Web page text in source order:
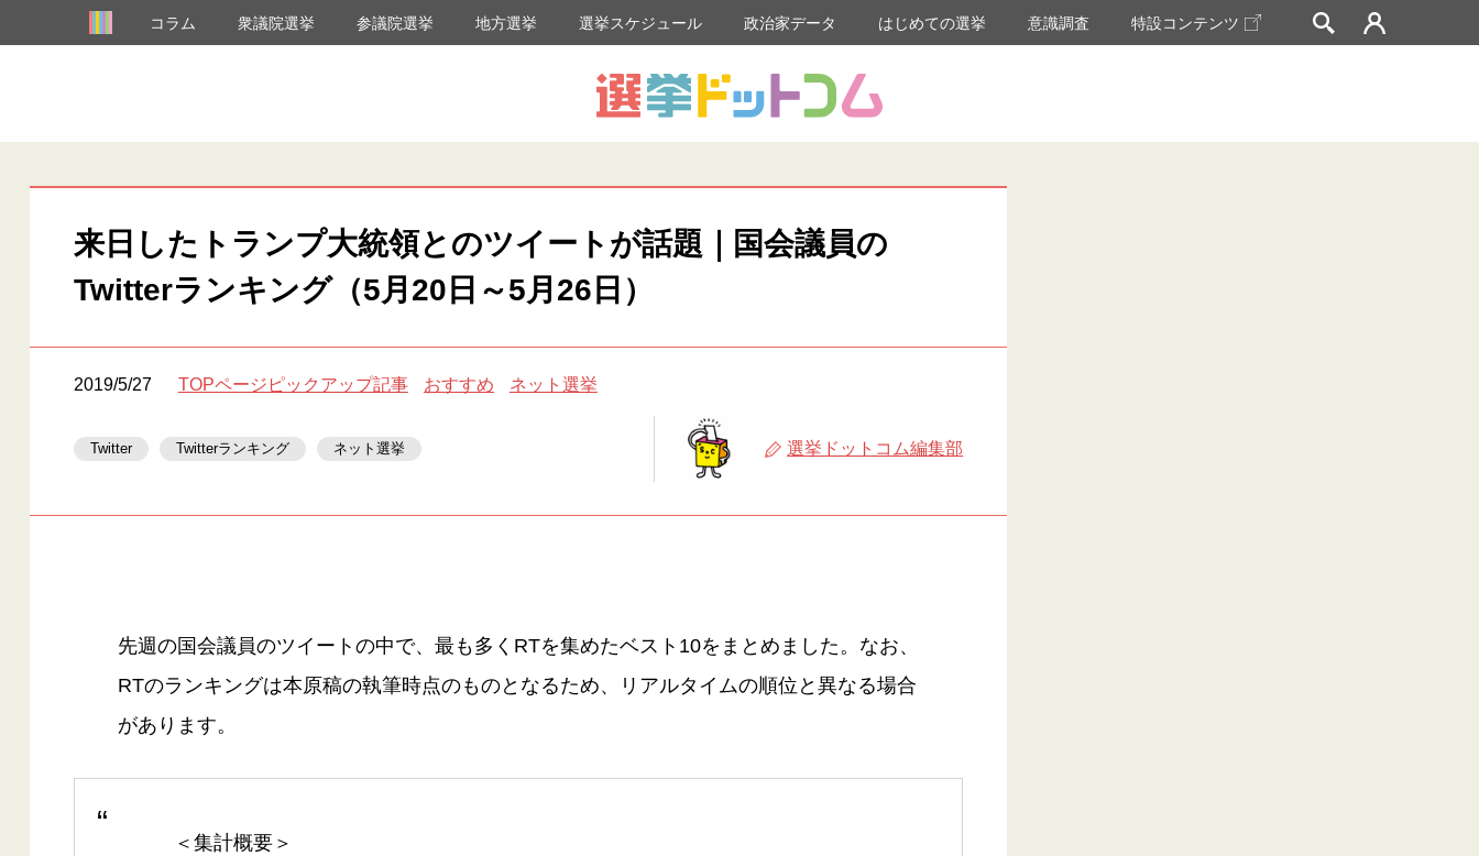
コラム 衆議院選挙 参議院選挙 地方選挙 選挙スケジュール 政治家データ はじめての選挙 意識調査 特設コンテンツ
来日したトランプ大統領とのツイートが話題｜国会議員の
Twitterランキング（5月20日～5月26日）
2019/5/27 TOPページピックアップ記事 おすすめ ネット選挙
Twitter Twitterランキング ネット選挙 選挙ドットコム編集部
先週の国会議員のツイートの中で、最も多くRTを集めたベスト10をまとめました。なお、
RTのランキングは本原稿の執筆時点のものとなるため、リアルタイムの順位と異なる場合
があります。
＜集計概要＞